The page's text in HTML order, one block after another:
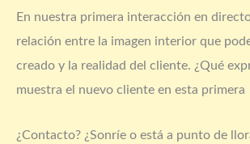
En nuestra primera interacción en
relación entre la imagen interior que
creado y la realidad del cliente. ¿Qué
muestra el nuevo cliente en esta primera
¿Contacto? ¿Sonríe o está a punto de